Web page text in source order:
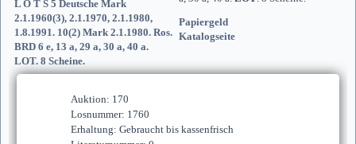
Papiergeld
Katalogseite
Auktion: 170
Losnummer: 1760
Erhaltung: Gebraucht bis kassenfrisch